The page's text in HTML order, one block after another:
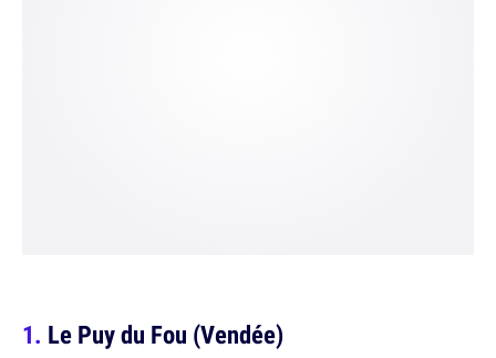
Le Puy du Fou (Vendée)